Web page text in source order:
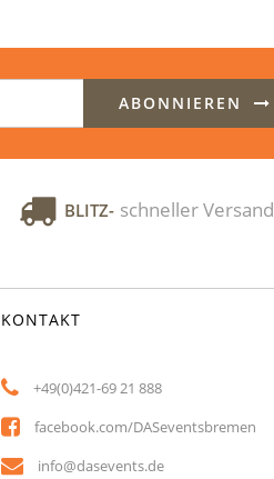
ABONNIEREN
BLITZ- schneller Versand
KONTAKT
+49(0)421-69 21 888
facebook.com/DASeventsbremen
info@dasevents.de